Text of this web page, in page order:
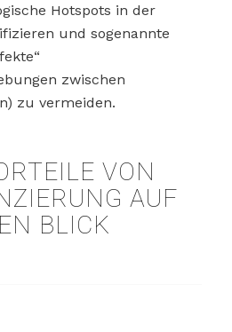
Hotspots in der
und sogenannte
zwischen
zu vermeiden.
VON
AUF
BLICK